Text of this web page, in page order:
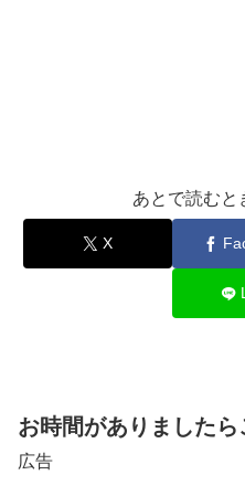
あとで読む
X
お時間がありました
広告